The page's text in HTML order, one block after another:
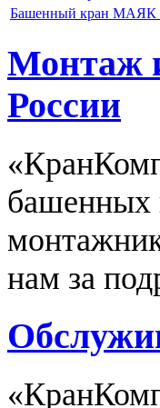
Башенный кран МАЯК
Монтаж
России
башенных
нам за